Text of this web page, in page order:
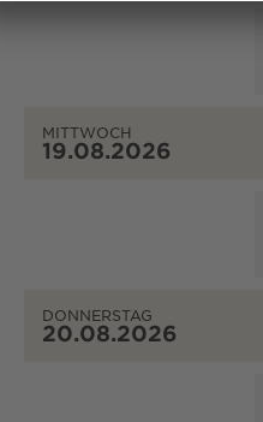
MITTWOCH
19.08.2026
DONNERSTAG
20.08.2026